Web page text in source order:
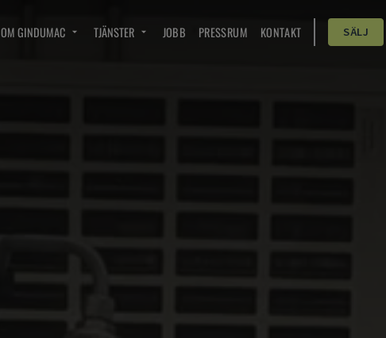
OM GINDUMAC TJÄNSTER JOBB PRESSRUM KONTAKT SÄLJ